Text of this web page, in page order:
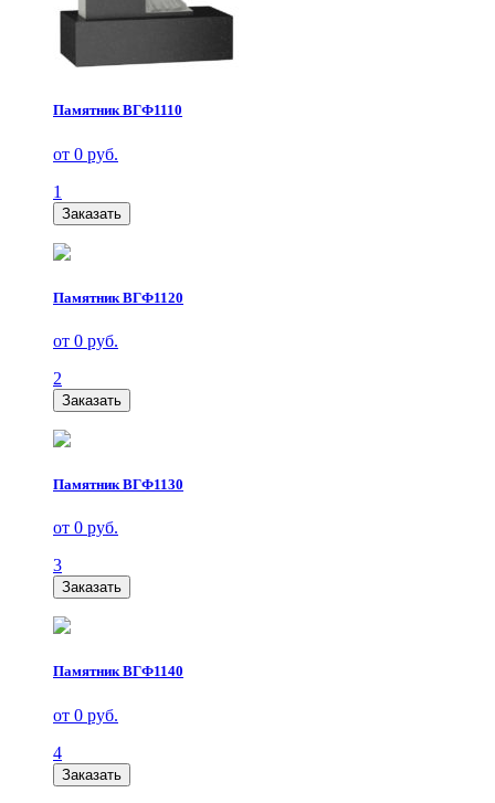
Памятник ВГФ1110
от 0 руб.
1
Заказать
Памятник ВГФ1120
от 0 руб.
2
Заказать
Памятник ВГФ1130
от 0 руб.
3
Заказать
Памятник ВГФ1140
от 0 руб.
4
Заказать